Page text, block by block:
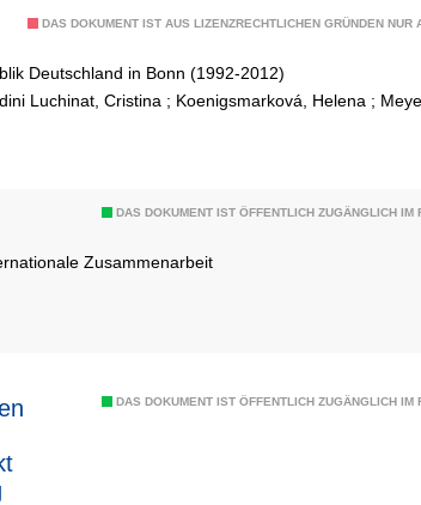
DAS DOKUMENT IST AUS LIZENZRECHTLICHEN GRÜNDEN NUR
Deutschland in Bonn (1992-2012)
Luchinat, Cristina ; Koenigsmarková, Helena ;
DAS DOKUMENT IST ÖFFENTLICH ZUGÄNGLICH IM
Zusammenarbeit
DAS DOKUMENT IST ÖFFENTLICH ZUGÄNGLICH IM